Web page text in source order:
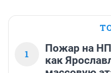
1
Пожар на
как